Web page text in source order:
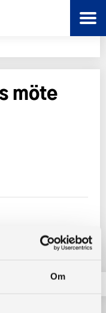
Om
möte